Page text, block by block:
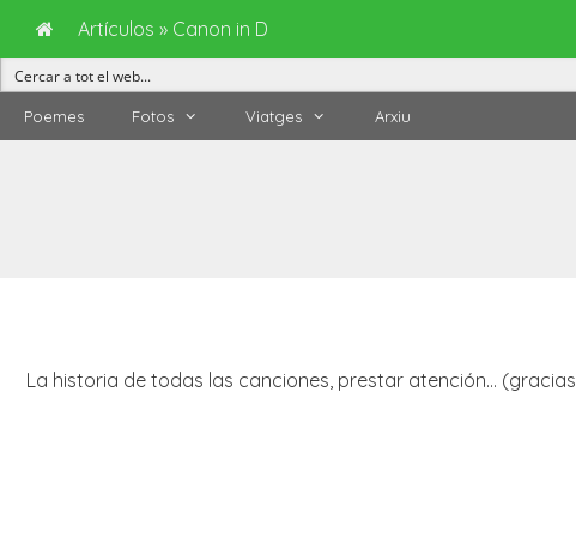
Vés
al
Poemes Fotos Viatges Arxiu
La historia de todas las canciones, prestar atención… (gracias
Artículos » Canon in D